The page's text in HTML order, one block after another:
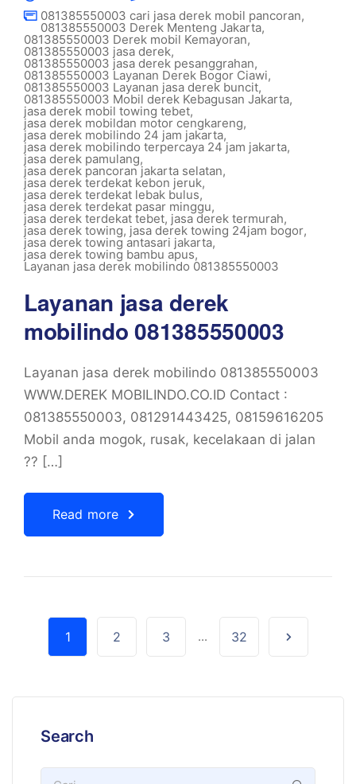
081385550003 cari jasa derek mobil pancoran,
081385550003 Derek Menteng Jakarta,
081385550003 Derek mobil Kemayoran,
081385550003 jasa derek,
081385550003 jasa derek pesanggrahan,
081385550003 Layanan Derek Bogor Ciawi,
081385550003 Layanan jasa derek buncit,
081385550003 Mobil derek Kebagusan Jakarta,
jasa derek mobil towing tebet,
jasa derek mobildan motor cengkareng,
jasa derek mobilindo 24 jam jakarta,
jasa derek mobilindo terpercaya 24 jam jakarta,
jasa derek pamulang,
jasa derek pancoran jakarta selatan,
jasa derek terdekat kebon jeruk,
jasa derek terdekat lebak bulus,
jasa derek terdekat pasar minggu,
jasa derek terdekat tebet, jasa derek termurah,
jasa derek towing, jasa derek towing 24jam bogor,
jasa derek towing antasari jakarta,
jasa derek towing bambu apus,
Layanan jasa derek mobilindo 081385550003
Layanan jasa derek
mobilindo 081385550003
Layanan jasa derek mobilindo 081385550003
WWW.DEREK MOBILINDO.CO.ID Contact :
081385550003, 081291443425, 08159616205
Mobil anda mogok, rusak, kecelakaan di jalan
?? […]
Read more
1 2 3 ... 32
Search